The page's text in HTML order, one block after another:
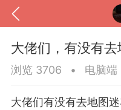
大佬们，有没有
浏览 3706 • 电脑端
大佬们有没有去地图